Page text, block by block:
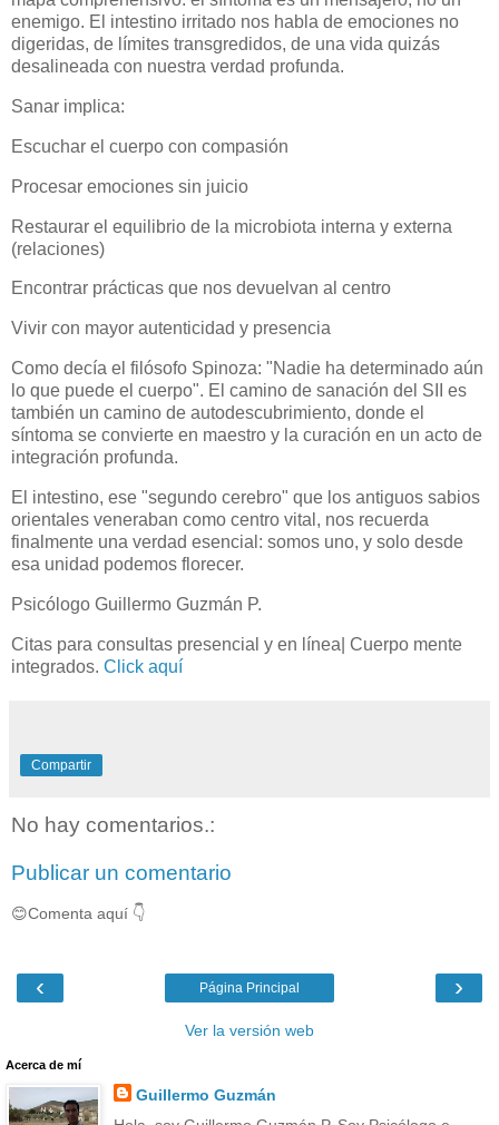
enemigo. El intestino irritado nos habla de emociones no
digeridas, de límites transgredidos, de una vida quizás
desalineada con nuestra verdad profunda.
Sanar implica:
Escuchar el cuerpo con compasión
Procesar emociones sin juicio
Restaurar el equilibrio de la microbiota interna y externa
(relaciones)
Encontrar prácticas que nos devuelvan al centro
Vivir con mayor autenticidad y presencia
Como decía el filósofo Spinoza: "Nadie ha determinado aún
lo que puede el cuerpo". El camino de sanación del SII es
también un camino de autodescubrimiento, donde el
síntoma se convierte en maestro y la curación en un acto de
integración profunda.
El intestino, ese "segundo cerebro" que los antiguos sabios
orientales veneraban como centro vital, nos recuerda
finalmente una verdad esencial: somos uno, y solo desde
esa unidad podemos florecer.
Psicólogo Guillermo Guzmán P.
Citas para consultas presencial y en línea| Cuerpo mente
integrados. Click aquí
Compartir
No hay comentarios.:
Publicar un comentario
😊Comenta aquí 👇
‹ ›
Página Principal
Ver la versión web
Acerca de mí
Guillermo Guzmán